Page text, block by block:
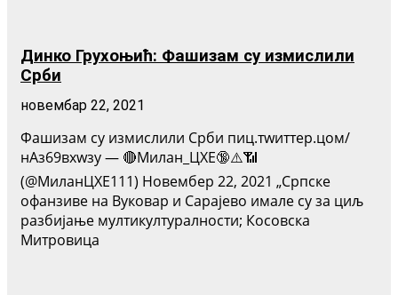
Динко Грухоњић: Фашизам су измислили
Срби
новембар 22, 2021
Фашизам су измислили Срби пиц.тwиттер.цом/
нАз69вxwзу — 🔴Милан_ЦХЕ🔞⚠️📶
(@МиланЦХЕ111) Новембер 22, 2021 „Српске
офанзиве на Вуковар и Сарајево имале су за циљ
разбијање мултикултуралности; Косовска
Митровица